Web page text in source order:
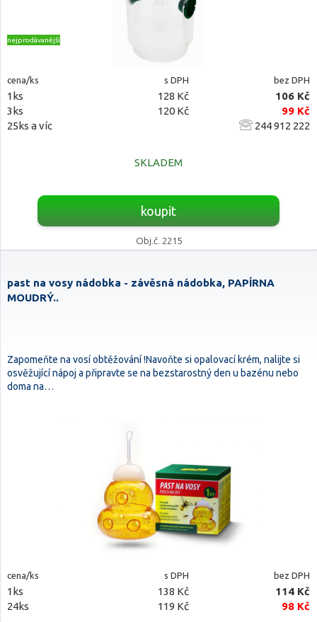
nejprodávanější
cena/ks s DPH bez DPH
1ks 128 Kč
106 Kč
3ks
120 Kč
99 Kč
25ks a víc
244 912 222
SKLADEM
koupit
Obj.č. 2215
past na vosy nádobka - závěsná nádobka, PAPÍRNA
MOUDRÝ..
Zapomeňte na vosí obtěžování !Navoňte si opalovací krém, nalijte si
osvěžující nápoj a připravte se na bezstarostný den u bazénu nebo
doma na…
cena/ks s DPH bez DPH
1ks 138 Kč
114 Kč
24ks
119 Kč 98 Kč